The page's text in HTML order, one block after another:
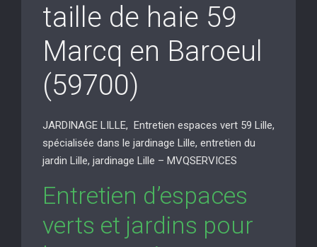
taille de haie 59
Marcq en Baroeul
(59700)
JARDINAGE LILLE, Entretien espaces vert 59 Lille,
spécialisée dans le jardinage Lille, entretien du
jardin Lille, jardinage Lille – MVQSERVICES
Entretien d’espaces
verts et jardins pour